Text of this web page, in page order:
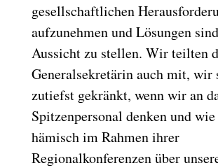
gesellschaftlichen
aufzunehmen und Lösungen
Aussicht zu stellen. Wir teilten
Generalsekretärin auch mit, wir
zutiefst gekränkt, wenn wir an
Spitzenpersonal denken und
hämisch im Rahmen ihrer
Regionalkonferenzen über